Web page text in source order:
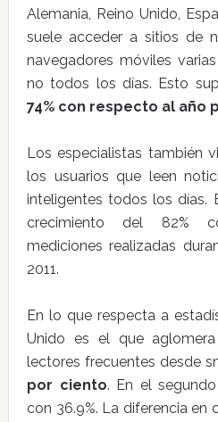
Alemania, Reino Unido,
suele acceder a sitios de
navegadores móviles
no todos los días. Esto
74% con respecto al año
Los especialistas también
los usuarios que leen
inteligentes todos los días.
crecimiento del 82%
mediciones realizadas
2011.
En lo que respecta a
Unido es el que
lectores frecuentes desde
por ciento. En el
con 36.9%. La diferencia en